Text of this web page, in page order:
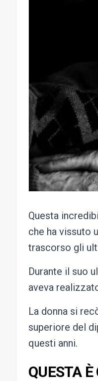
Questa
che ha vissuto
trascorso gli
Durante il suo
aveva
La donna si
superiore del
questi anni.
QUESTA